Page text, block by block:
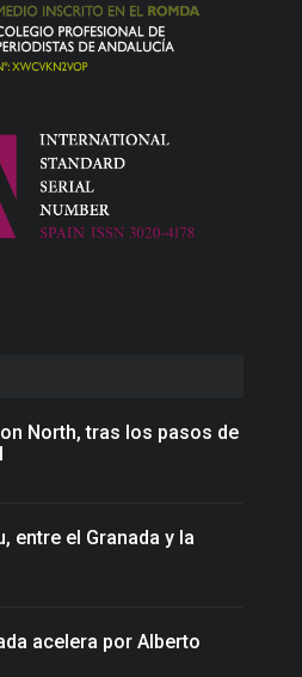
North, tras los pasos de
entre el Granada y la
acelera por Alberto